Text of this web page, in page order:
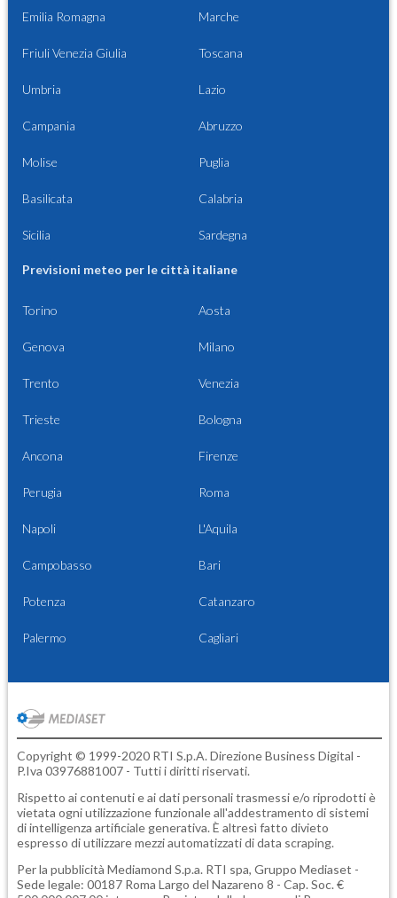
Emilia Romagna Marche
Friuli Venezia Giulia Toscana
Umbria Lazio
Campania Abruzzo
Molise Puglia
Basilicata Calabria
Sicilia Sardegna
Previsioni meteo per le città italiane
Torino Aosta
Genova Milano
Trento Venezia
Trieste Bologna
Ancona Firenze
Perugia Roma
Napoli L'Aquila
Campobasso Bari
Potenza Catanzaro
Palermo Cagliari
Copyright © 1999-2020 RTI S.p.A. Direzione Business Digital -
P.Iva 03976881007 - Tutti i diritti riservati.
Rispetto ai contenuti e ai dati personali trasmessi e/o riprodotti è
vietata ogni utilizzazione funzionale all'addestramento di sistemi
di intelligenza artificiale generativa. È altresì fatto divieto
espresso di utilizzare mezzi automatizzati di data scraping.
Per la pubblicità Mediamond S.p.a. RTI spa, Gruppo Mediaset -
Sede legale: 00187 Roma Largo del Nazareno 8 - Cap. Soc. €